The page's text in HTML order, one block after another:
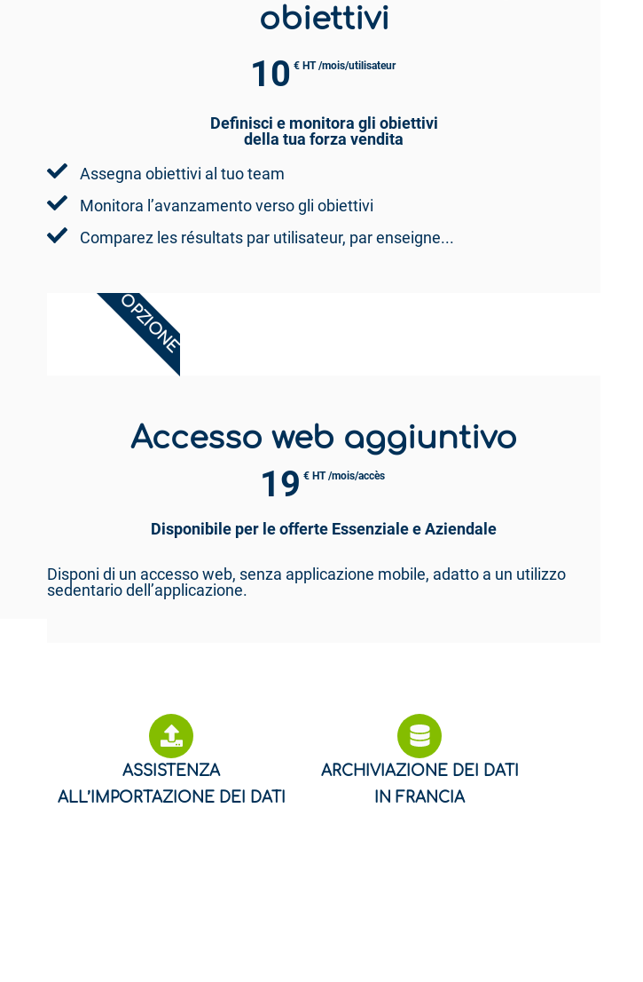
obiettivi
10 € HT /mois/utilisateur
Definisci e monitora gli obiettivi
della tua forza vendita
Assegna obiettivi al tuo team
Monitora l’avanzamento verso gli obiettivi
Comparez les résultats par utilisateur, par enseigne...
OPZIONE
Accesso web aggiuntivo
19 € HT /mois/accès
Disponibile per le offerte Essenziale e Aziendale
Disponi di un accesso web, senza applicazione mobile, adatto a un utilizzo
sedentario dell’applicazione.
ASSISTENZA
ALL’IMPORTAZIONE DEI DATI
ARCHIVIAZIONE DEI DATI
IN FRANCIA